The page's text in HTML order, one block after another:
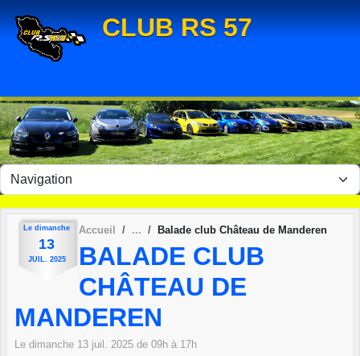
CLUB RS 57
Le dimanche
13
JUIL. 2025
Accueil Balade club Château de Manderen
BALADE CLUB
CHÂTEAU DE
MANDEREN
Le dimanche 13 juil. 2025 de 09h à 17h